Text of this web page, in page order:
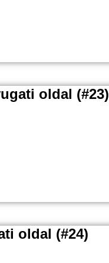
oldal (#23)
oldal (#24)